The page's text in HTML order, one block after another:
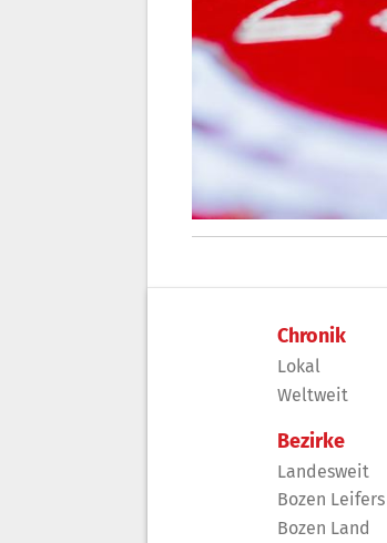
Chronik
Lokal
Weltweit
Bezirke
Landesweit
Bozen Leifers
Bozen Land